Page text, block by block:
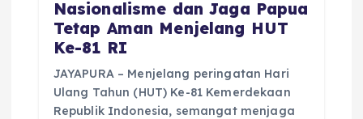
Nasionalisme dan Jaga Papua
Tetap Aman Menjelang HUT
Ke-81 RI
JAYAPURA – Menjelang peringatan Hari
Ulang Tahun (HUT) Ke-81 Kemerdekaan
Republik Indonesia, semangat menjaga